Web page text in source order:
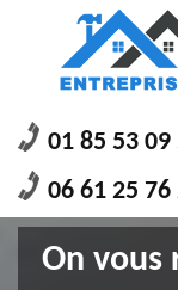
01 85 53 09
06 61 25 76
On vous